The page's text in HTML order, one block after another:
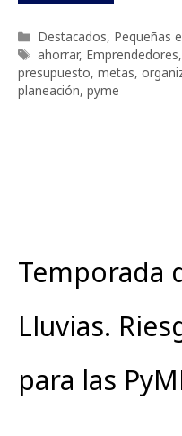
Categorías
Destacados, Pequeñas
Etiquetas
ahorrar, Emprendedores,
presupuesto, metas,
planeación, pyme
Temporada
Lluvias.
para las